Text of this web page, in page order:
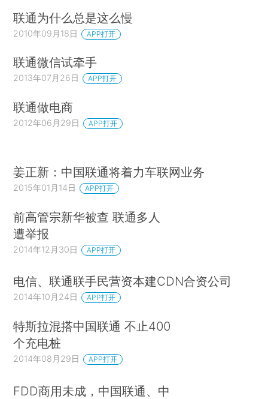
联通为什么总是这么慢
2010年09月18日 APP打开
联通微信试牵手
2013年07月26日 APP打开
联通做电商
2012年06月29日 APP打开
姜正新：中国联通将着力车联网业务
2015年01月14日 APP打开
前高管宗新华被查 联通多人
遭举报
2014年12月30日 APP打开
电信、联通联手民营资本建CDN合资公司
2014年10月24日 APP打开
特斯拉混搭中国联通 不止400
个充电桩
2014年08月29日 APP打开
FDD商用未成，中国联通、中